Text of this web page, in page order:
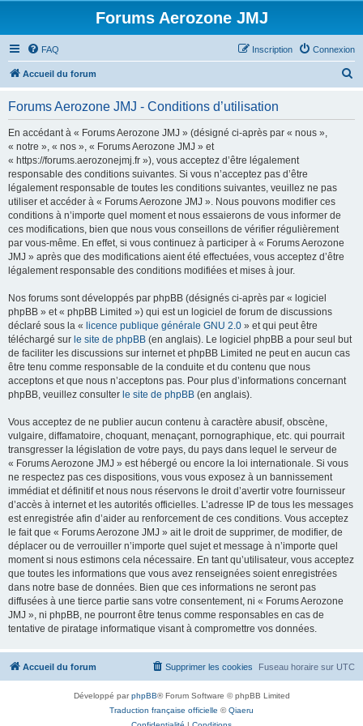
Forums Aerozone JMJ
FAQ Connexion
Inscription
Accueil du forum
Forums Aerozone JMJ - Conditions d’utilisation
En accédant à « Forums Aerozone JMJ » (désigné ci-après par « nous »,
« notre », « nos », « Forums Aerozone JMJ » et
« https://forums.aerozonejmj.fr »), vous acceptez d’être légalement
responsable des conditions suivantes. Si vous n’acceptez pas d’être
légalement responsable de toutes les conditions suivantes, veuillez ne pas
utiliser et accéder à « Forums Aerozone JMJ ». Nous pouvons modifier ces
conditions à n’importe quel moment et nous essaierons de vous informer de
ces modifications, bien que nous vous conseillons de vérifier régulièrement
par vous-même. En effet, si vous continuez à participer à « Forums Aerozone
JMJ » après que des modifications aient été effectuées, vous acceptez d’être
légalement responsable des conditions modifiées et mises à jour.
Nos forums sont développés par phpBB (désignés ci-après par « logiciel
phpBB » et « phpBB Limited ») qui est un logiciel de forum de discussions
déclaré sous la « licence publique générale GNU 2.0 » et qui peut être
téléchargé sur le site de phpBB (en anglais). Le logiciel phpBB a pour seul but
de faciliter les discussions sur internet et phpBB Limited ne peut en aucun cas
être tenu comme responsable de la conduite et du contenu que nous
acceptons et que nous n’acceptons pas. Pour plus d’informations concernant
phpBB, veuillez consulter le site de phpBB (en anglais).
Vous acceptez de ne publier aucun contenu à caractère abusif, obscène,
vulgaire, diffamatoire, choquant, menaçant, pornographique, etc. qui pourrait
transgresser la législation de votre pays, du pays dans lequel le serveur de
« Forums Aerozone JMJ » est hébergé ou encore la loi internationale. Si vous
ne respectez pas ces dispositions, vous vous exposez à un bannissement
immédiat et définitif et nous nous réservons le droit d’avertir votre fournisseur
d’accès à internet et les autorités officielles. L’adresse IP de tous les messages
est enregistrée afin d’aider au renforcement de ces conditions. Vous acceptez
le fait que « Forums Aerozone JMJ » ait le droit de supprimer, de modifier, de
déplacer ou de verrouiller n’importe quel sujet et message à n’importe quel
moment si nous estimons cela nécessaire. En tant qu’utilisateur, vous acceptez
que toutes les informations que vous avez renseignées soient enregistrées
dans notre base de données. Bien que ces informations ne seront pas
diffusées à une tierce partie sans votre consentement, ni « Forums Aerozone
JMJ », ni phpBB, ne pourront être tenus comme responsables en cas de
tentative de piratage informatique visant à compromettre vos données.
Accueil du forum Fuseau horaire sur UTC
Supprimer les cookies
Développé parphpBB® Forum Software © phpBB Limited
Traduction française officielle ©Qiaeru